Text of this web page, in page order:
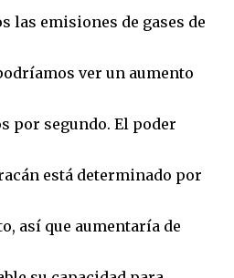
las emisiones de gases de
ver un aumento
por segundo. El poder
está determinado por
así que aumentaría de